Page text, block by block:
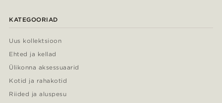
KATEGOORIAD
Uus kollektsioon
Ehted ja kellad
Ülikonna aksessuaarid
Kotid ja rahakotid
Riided ja aluspesu